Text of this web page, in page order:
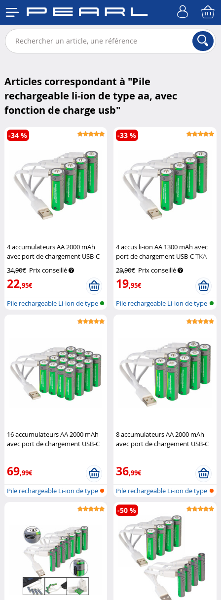
Articles correspondant à "Pile
rechargeable li-ion de type aa, avec
fonction de charge usb"
4 accumulateurs AA 2000 mAh
avec port de chargement USB-C
34,90€ Prix conseillé
22,95€
-34 %
Pile rechargeable Li-ion de type
4 accus li-ion AA 1300 mAh avec
port de chargement USB-CTKA
29,90€ Prix conseillé
19,95€
-33 %
Pile rechargeable Li-ion de type
16 accumulateurs AA 2000 mAh
avec port de chargement USB-C
69,99€
Pile rechargeable Li-ion de type
8 accumulateurs AA 2000 mAh
avec port de chargement USB-C
36,99€
Pile rechargeable Li-ion de type
AA...
-50 %